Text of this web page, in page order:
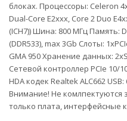
блоках. Процессоры: Celeron
Dual-Core E2xxx, Core 2 Duo
(ICH7)) Шина: 800 МГц Память:
(DDR533), max 3Gb Слоты:
GMA 950 Хранение данных:
Сетевой контроллер PCIe 10/
HDA кодек Realtek ALC662
Внимание! Не комлпектуются
только плата, интерфейсные